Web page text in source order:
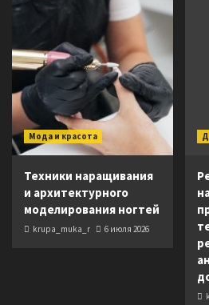
Мода и красота
Техники наращивания
и архитектурного
моделирования ногтей
krupa_muka_r 6 июля 2026